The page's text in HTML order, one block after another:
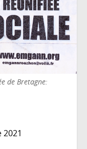
de Bretagne:
2021